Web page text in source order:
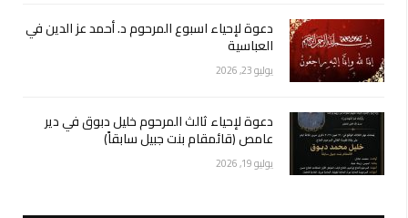
دعوة لإحياء اسبوع المرحوم د. أحمد عز الدين في
العباسية
يوليو 23, 2026
دعوة لإحياء ثالث المرحوم خليل دبوق في دير
عامص (قائمقام بنت جبيل سابقاً)
يوليو 19, 2026